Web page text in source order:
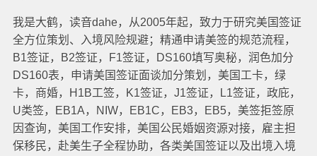
我是大鹤，读音dahe，从2005年起，致力于研究美国签证
全方位策划、入境风险规避；精通申请美签的规范流程，
B1签证，B2签证，F1签证，DS160填写奥秘，润色加分
DS160表，申请美国签证面谈加分策划，美国工卡，绿
卡，商婚，H1B工签，K1签证，J1签证，L1签证，政庇，
U类签，EB1A，NIW，EB1C，EB3，EB5，美签拒签原
因查询，美国工作安排，美国公民婚姻资源对接，雇主担
保移民，赴美生子全程协助，各类美国签证以及出境入境